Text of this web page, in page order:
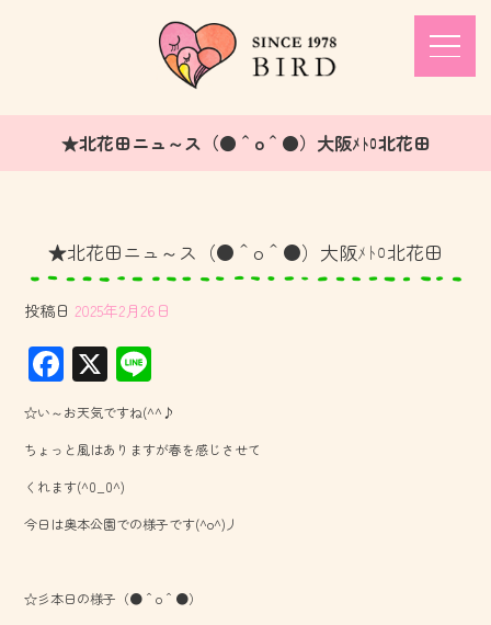
★北花田ニュ～ス（●＾o＾●）大阪ﾒﾄﾛ北花田
★北花田ニュ～ス（●＾o＾●）大阪ﾒﾄﾛ北花田
投稿日 2025年2月26日
F
ac
e
b
o
ok
X
ne
☆い～お天気ですね(^^♪
ちょっと風はありますが春を感じさせて
くれます(^0_0^)
今日は奥本公園での様子です(^o^)丿
☆彡本日の様子（●＾o＾●）